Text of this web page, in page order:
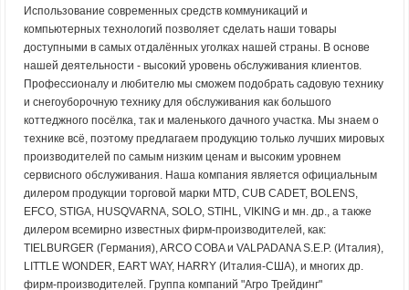
Использование современных средств коммуникаций и
компьютерных технологий позволяет сделать наши товары
доступными в самых отдалённых уголках нашей страны. В основе
нашей деятельности - высокий уровень обслуживания клиентов.
Профессионалу и любителю мы сможем подобрать садовую технику
и снегоуборочную технику для обслуживания как большого
коттеджного посёлка, так и маленького дачного участка. Мы знаем о
технике всё, поэтому предлагаем продукцию только лучших мировых
производителей по самым низким ценам и высоким уровнем
сервисного обслуживания. Наша компания является официальным
дилером продукции торговой марки MTD, CUB CADET, BOLENS,
EFCO, STIGA, HUSQVARNA, SOLO, STIHL, VIKING и мн. др., а также
дилером всемирно известных фирм-производителей, как:
TIELBURGER (Германия), ARCO COBA и VALPADANA S.E.P. (Италия),
LITTLE WONDER, ЕART WAY, HARRY (Италия-США), и многих др.
фирм-производителей. Группа компаний "Агро Трейдинг"